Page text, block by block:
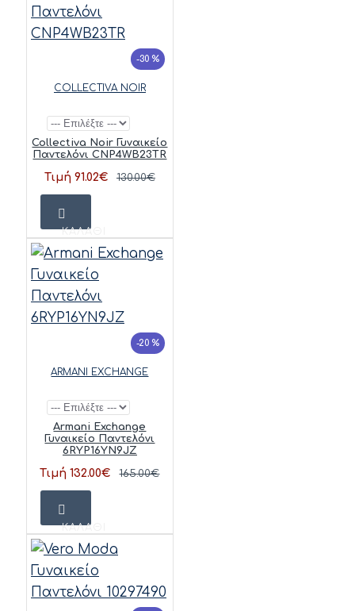
-30 %
COLLECTIVA NOIR
Collectiva Noir Γυναικείο
Παντελόνι CNP4WB23TR
Τιμή 91.02€ 130.00€
ΚΑΛΆΘΙ
-20 %
ARMANI EXCHANGE
Armani Exchange
Γυναικείο Παντελόνι
6RYP16YN9JZ
Τιμή 132.00€ 165.00€
ΚΑΛΆΘΙ